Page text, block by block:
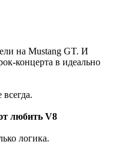
на Mustang GT. И
концерта в идеально
любить V8
логика.